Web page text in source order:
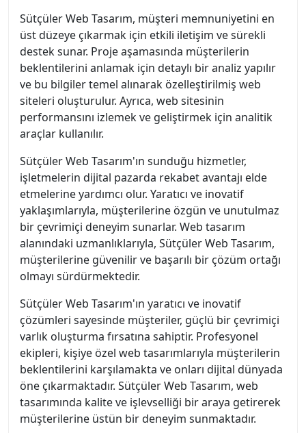
Sütçüler Web Tasarım, müşteri memnuniyetini en
üst düzeye çıkarmak için etkili iletişim ve sürekli
destek sunar. Proje aşamasında müşterilerin
beklentilerini anlamak için detaylı bir analiz yapılır
ve bu bilgiler temel alınarak özelleştirilmiş web
siteleri oluşturulur. Ayrıca, web sitesinin
performansını izlemek ve geliştirmek için analitik
araçlar kullanılır.
Sütçüler Web Tasarım'ın sunduğu hizmetler,
işletmelerin dijital pazarda rekabet avantajı elde
etmelerine yardımcı olur. Yaratıcı ve inovatif
yaklaşımlarıyla, müşterilerine özgün ve unutulmaz
bir çevrimiçi deneyim sunarlar. Web tasarım
alanındaki uzmanlıklarıyla, Sütçüler Web Tasarım,
müşterilerine güvenilir ve başarılı bir çözüm ortağı
olmayı sürdürmektedir.
Sütçüler Web Tasarım'ın yaratıcı ve inovatif
çözümleri sayesinde müşteriler, güçlü bir çevrimiçi
varlık oluşturma fırsatına sahiptir. Profesyonel
ekipleri, kişiye özel web tasarımlarıyla müşterilerin
beklentilerini karşılamakta ve onları dijital dünyada
öne çıkarmaktadır. Sütçüler Web Tasarım, web
tasarımında kalite ve işlevselliği bir araya getirerek
müşterilerine üstün bir deneyim sunmaktadır.